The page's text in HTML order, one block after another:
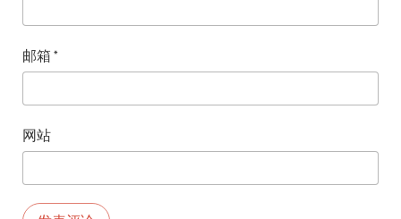
邮箱 *
网站